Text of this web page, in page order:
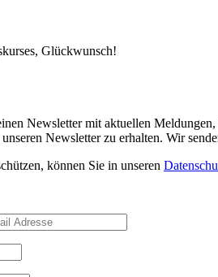
Glückwunsch!
Newsletter mit aktuellen
Newsletter zu erhalten. Wir
können Sie in unseren